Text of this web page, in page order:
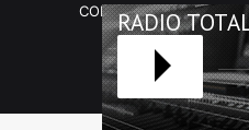
COPYRIGHT Radio
RADIO